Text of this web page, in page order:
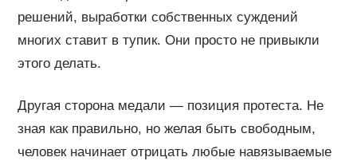
решений, выработки собственных суждений
многих ставит в тупик. Они просто не привыкли
этого делать.
Другая сторона медали — позиция протеста. Не
зная как правильно, но желая быть свободным,
человек начинает отрицать любые навязываемые